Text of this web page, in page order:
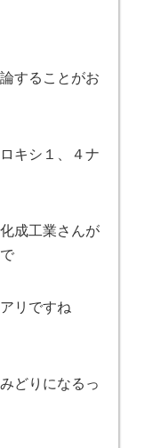
することがお
キシ１、４ナ
成工業さんが
リですね
どりになるっ